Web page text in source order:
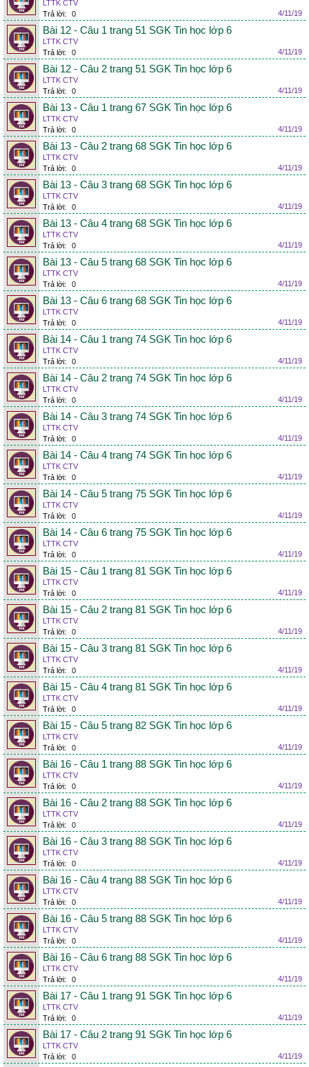
LTTK CTV
Trả lời:
0 4/11/19
Bài 12 - Câu 1 trang 51 SGK Tin học lớp 6
LTTK CTV
Trả lời:
0 4/11/19
Bài 12 - Câu 2 trang 51 SGK Tin học lớp 6
LTTK CTV
Trả lời:
0 4/11/19
Bài 13 - Câu 1 trang 67 SGK Tin học lớp 6
LTTK CTV
Trả lời:
0 4/11/19
Bài 13 - Câu 2 trang 68 SGK Tin học lớp 6
LTTK CTV
Trả lời:
0 4/11/19
Bài 13 - Câu 3 trang 68 SGK Tin học lớp 6
LTTK CTV
Trả lời:
0 4/11/19
Bài 13 - Câu 4 trang 68 SGK Tin học lớp 6
LTTK CTV
Trả lời:
0 4/11/19
Bài 13 - Câu 5 trang 68 SGK Tin học lớp 6
LTTK CTV
Trả lời:
0 4/11/19
Bài 13 - Câu 6 trang 68 SGK Tin học lớp 6
LTTK CTV
Trả lời:
0 4/11/19
Bài 14 - Câu 1 trang 74 SGK Tin học lớp 6
LTTK CTV
Trả lời:
0 4/11/19
Bài 14 - Câu 2 trang 74 SGK Tin học lớp 6
LTTK CTV
Trả lời:
0 4/11/19
Bài 14 - Câu 3 trang 74 SGK Tin học lớp 6
LTTK CTV
Trả lời:
0 4/11/19
Bài 14 - Câu 4 trang 74 SGK Tin học lớp 6
LTTK CTV
Trả lời:
0 4/11/19
Bài 14 - Câu 5 trang 75 SGK Tin học lớp 6
LTTK CTV
Trả lời:
0 4/11/19
Bài 14 - Câu 6 trang 75 SGK Tin học lớp 6
LTTK CTV
Trả lời:
0 4/11/19
Bài 15 - Câu 1 trang 81 SGK Tin học lớp 6
LTTK CTV
Trả lời:
0 4/11/19
Bài 15 - Câu 2 trang 81 SGK Tin học lớp 6
LTTK CTV
Trả lời:
0 4/11/19
Bài 15 - Câu 3 trang 81 SGK Tin học lớp 6
LTTK CTV
Trả lời:
0 4/11/19
Bài 15 - Câu 4 trang 81 SGK Tin học lớp 6
LTTK CTV
Trả lời:
0 4/11/19
Bài 15 - Câu 5 trang 82 SGK Tin học lớp 6
LTTK CTV
Trả lời:
0 4/11/19
Bài 16 - Câu 1 trang 88 SGK Tin học lớp 6
LTTK CTV
Trả lời:
0 4/11/19
Bài 16 - Câu 2 trang 88 SGK Tin học lớp 6
LTTK CTV
Trả lời:
0 4/11/19
Bài 16 - Câu 3 trang 88 SGK Tin học lớp 6
LTTK CTV
Trả lời:
0 4/11/19
Bài 16 - Câu 4 trang 88 SGK Tin học lớp 6
LTTK CTV
Trả lời:
0 4/11/19
Bài 16 - Câu 5 trang 88 SGK Tin học lớp 6
LTTK CTV
Trả lời:
0 4/11/19
Bài 16 - Câu 6 trang 88 SGK Tin học lớp 6
LTTK CTV
Trả lời:
0 4/11/19
Bài 17 - Câu 1 trang 91 SGK Tin học lớp 6
LTTK CTV
Trả lời:
0 4/11/19
Bài 17 - Câu 2 trang 91 SGK Tin học lớp 6
LTTK CTV
Trả lời:
0 4/11/19